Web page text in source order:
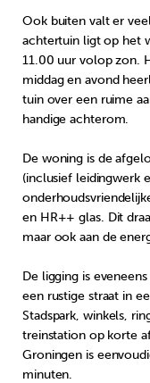
Ook buiten valt er
achtertuin ligt op het
11.00 uur volop zon.
middag en avond
tuin over een ruime
handige achterom.
De woning is de
(inclusief leidingwerk
en HR++ glas. Dit
maar ook aan de
De ligging is
een rustige straat in
Stadspark, winkels,
treinstation op korte
Groningen is
minuten.